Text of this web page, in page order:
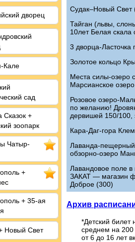
дворец
Кале
сад
Сказок +
зоопарк
Чатыр-
+
+ 35-ая
Новый Свет
Судак–Новый Свет
Тайган (львы,
10лет Белая скала
3 дворца-
Золотое кольцо
Места силы-озеро
Марсианское
Розовое озеро-
по желанию!
дервишей 150/100,
Кара-Даг-гора
Лаванда-пещерный
обзорно-озеро
Лавандовое поле в
ЗАКАТ — магазин
Доброе (300)
Архив
*Детский билет
среднем на 200
от 6 до 16 лет